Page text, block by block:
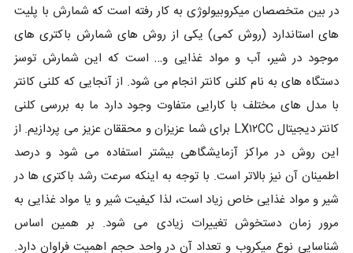
در بین متخصصان میکروبیولوژی به کار رفته است که شمارش با پلیت
های استاندارد (روش کمی) یکی از روش های شمارش باکتری های
موجود در شیر، آب و مواد غذایی و… است که این شمارش توسز
دستگاه های به نام کلنی کانتر انجام می شود. از آنجایی که کلنی کانتر
با مدل های مختلف با کارایی متفاوت وجود دارد ما به بررسی کلنی
کانتر دیجیتال LX۱۲CC برای شما عزیزان و محققان عزیز می پردازیم. از
این روش در مراکز آزمایشگاهی بیشتر استفاده می شود و درصد
اطمینان آن نیز بالاتر است. با توجه به اینکه سرعت رشد باکتری ها در
شیر و مواد غذایی خاص زیاد است، لذا کیفیت شیر و یا مواد غذایی به
مرور زمان دستخوش تغییرات زیادی می شود. بر همین اساس
شناسایی نوع میکروب و تعداد آن در واحد حجم اهمیت فراوان دارد.